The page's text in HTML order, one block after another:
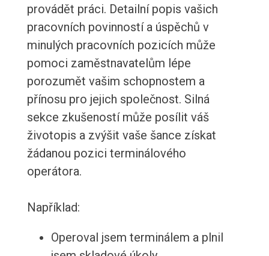
provádět práci. Detailní popis vašich
pracovních povinností a úspěchů v
minulých pracovních pozicích může
pomoci zaměstnavatelům lépe
porozumět vašim schopnostem a
přínosu pro jejich společnost. Silná
sekce zkušeností může posílit váš
životopis a zvýšit vaše šance získat
žádanou pozici terminálového
operátora.
Například:
Operoval jsem terminálem a plnil